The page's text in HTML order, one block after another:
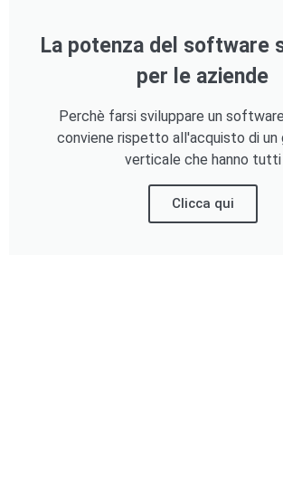
La potenza del software
per le aziende
Perchè farsi sviluppare un
conviene rispetto all'acquisto di un
verticale che hanno tutti
Clicca qui